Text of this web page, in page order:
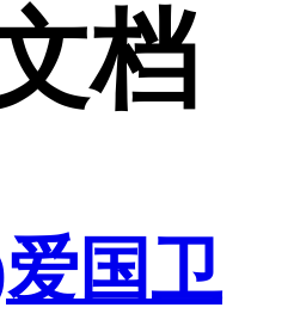
档
国卫